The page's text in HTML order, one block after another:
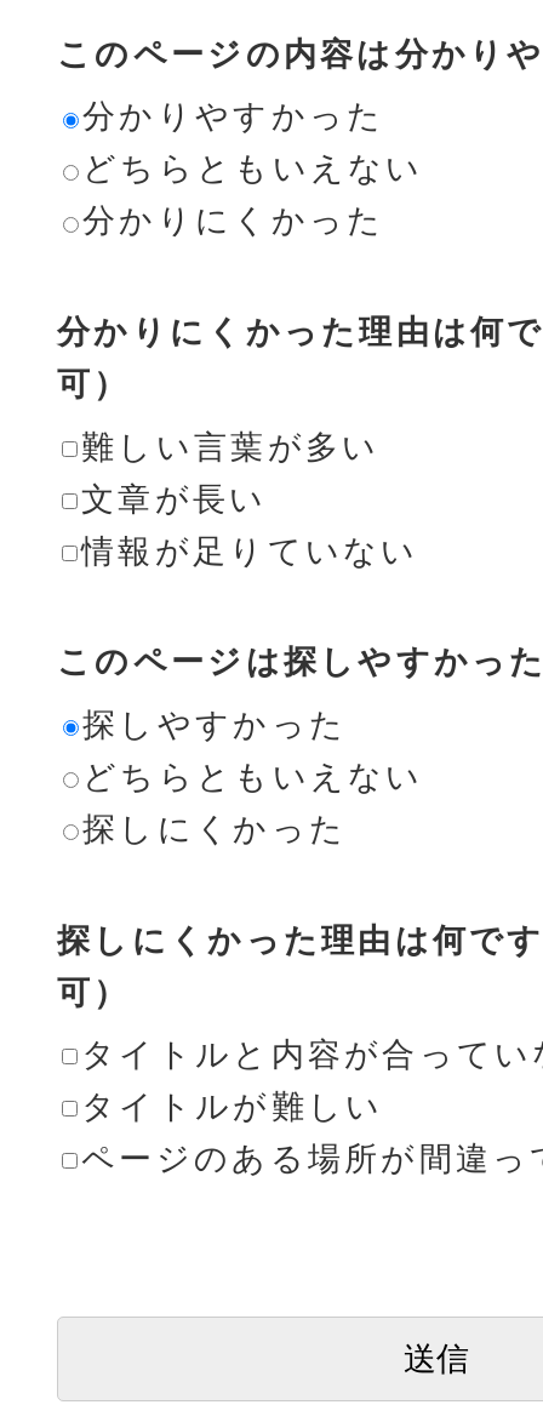
このページの内容は分かり
分かりやすかった
どちらともいえない
分かりにくかった
分かりにくかった理由は何
可）
難しい言葉が多い
文章が長い
情報が足りていない
このページは探しやすかっ
探しやすかった
どちらともいえない
探しにくかった
探しにくかった理由は何で
可）
タイトルと内容が合ってい
タイトルが難しい
ページのある場所が間違っ